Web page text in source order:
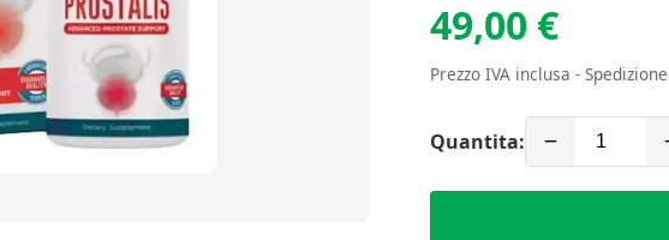
49,00 €
Prezzo IVA inclusa -
Quantita: −